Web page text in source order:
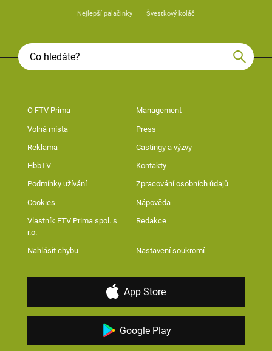
Nejlepší palačinky Švestkový koláč
O FTV Prima Management
Volná místa Press
Reklama Castingy a výzvy
HbbTV Kontakty
Podmínky užívání Zpracování osobních údajů
Cookies Nápověda
Vlastník FTV Prima spol. s
r.o.
Redakce
Nahlásit chybu Nastavení soukromí
App Store
Google Play